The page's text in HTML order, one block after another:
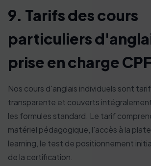
9. Tarifs des cours
particuliers
prise en charge
Nos cours d'anglais individuels sont
transparente et couverts
les formules standard. Le tarif
matériel pédagogique, l'accès à la
learning, le test de positionnement
de la certification.